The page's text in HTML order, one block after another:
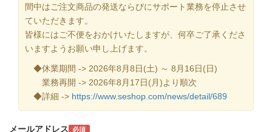
間中はご注文商品の発送ならびにサポート業務を停止させ
ていただきます。
皆様にはご不便をおかけいたしますが、何卒ご了承くださ
いますようお願い申し上げます。
◆休業期間 -> 2026年8月8日(土) ～ 8月16日(日)
業務再開 -> 2026年8月17日(月)より順次
◆詳細 -> https://www.seshop.com/news/detail/689
メールアドレス 必須